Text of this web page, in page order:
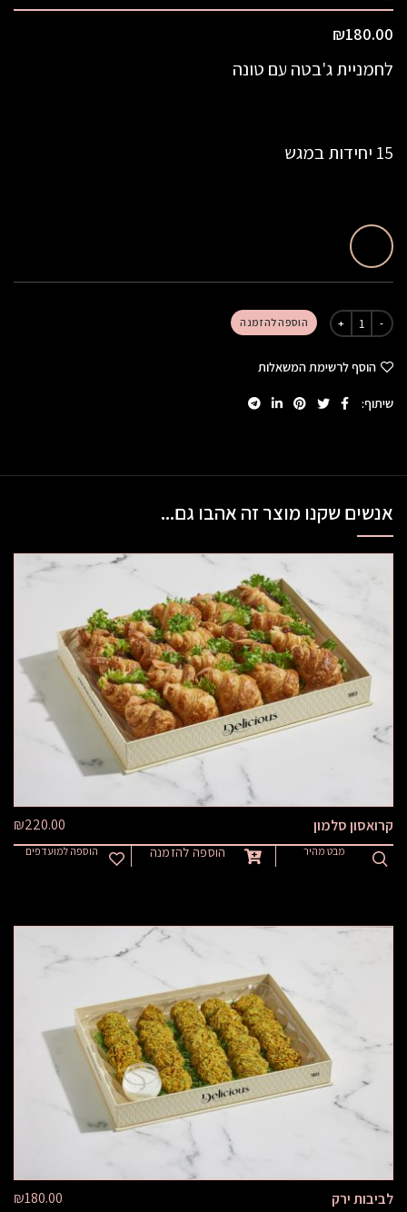
₪180.00
לחמניית ג'בטה עם טונה
15 יחידות במגש
הוספה להזמנה
הוסף לרשימת המשאלות
שיתוף
אנשים שקנו מוצר זה אהבו גם...
קרואסון סלמון ₪220.00
הוספה למועדפים הוספה להזמנה מבט מהיר
לביבות ירק ₪180.00